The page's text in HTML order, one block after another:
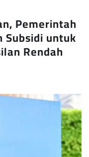
Pemerintah
Subsidi untuk
Rendah